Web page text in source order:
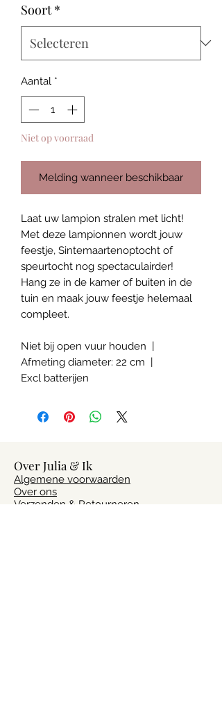
Soort *
Aantal *
Niet op voorraad
Melding wanneer beschikbaar
Laat uw lampion stralen met licht!
Met deze lampionnen wordt jouw
feestje, Sintemaartenoptocht of
speurtocht nog spectaculairder!
Hang ze in de kamer of buiten in de
tuin en maak jouw feestje helemaal
compleet.
Niet bij open vuur houden |
Afmeting diameter: 22 cm |
Excl batterijen
Over Julia & Ik
Algemene voorwaarden
Over ons
Verzenden & Retourneren